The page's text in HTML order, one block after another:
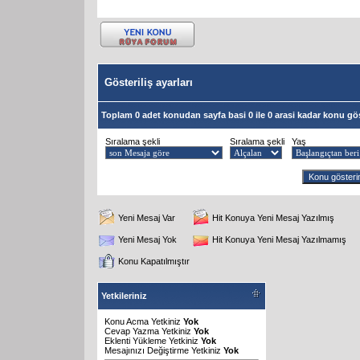
Gösteriliş ayarları
Toplam 0 adet konudan sayfa basi 0 ile 0 arasi kadar konu
Sıralama şekli Sıralama şekli Yaş
Yeni Mesaj Var Hit Konuya Yeni Mesaj Yazılmış
Yeni Mesaj Yok Hit Konuya Yeni Mesaj Yazılmamış
Konu Kapatılmıştır
Yetkileriniz
Konu Acma Yetkiniz Yok
Cevap Yazma Yetkiniz Yok
Eklenti Yükleme Yetkiniz Yok
Mesajınızı Değiştirme Yetkiniz Yok